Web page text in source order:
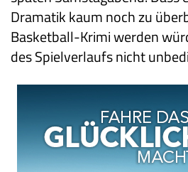
Dramatik kaum noch zu
Basketball-Krimi werden
des Spielverlaufs nicht